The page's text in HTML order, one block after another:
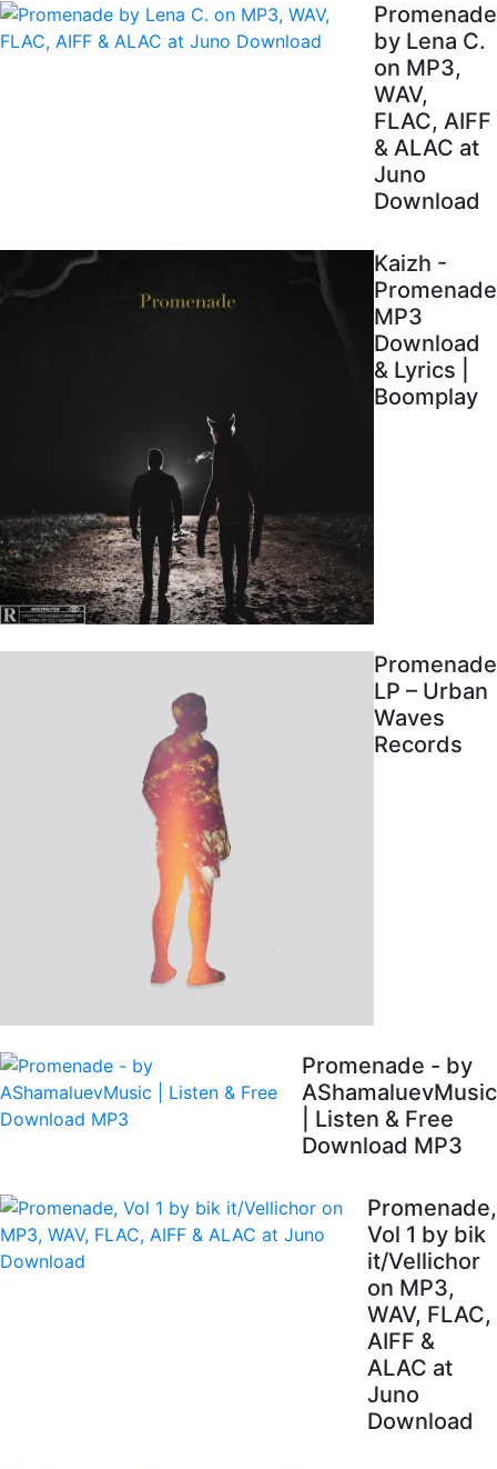
Promenade
by Lena C.
on MP3,
WAV,
FLAC, AIFF
& ALAC at
Juno
Download
Kaizh -
Promenade
MP3
Download
& Lyrics |
Boomplay
Promenade
LP – Urban
Waves
Records
Promenade - by
AShamaluevMusic
| Listen & Free
Download MP3
Promenade,
Vol 1 by bik
it/Vellichor
on MP3,
WAV, FLAC,
AIFF &
ALAC at
Juno
Download